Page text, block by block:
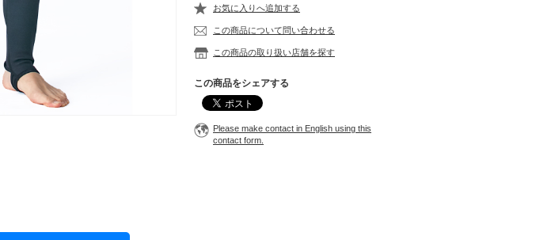
お気に入りへ追加する
この商品について問い合わせる
この商品の取り扱い店舗を探す
この商品をシェアする
Please make contact in English using this
contact form.